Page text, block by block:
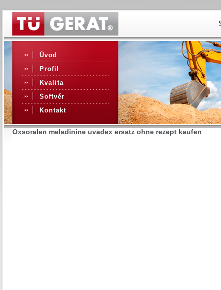
Úvod
Profil
Kvalita
Softvér
Kontakt
Oxsoralen meladinine uvadex ersatz ohne rezept kaufen